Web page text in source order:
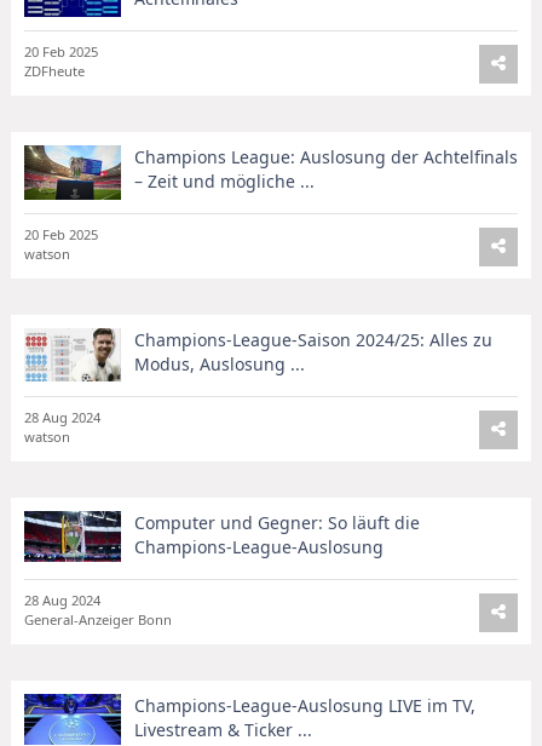
20 Feb 2025
ZDFheute
Champions League: Auslosung der Achtelfinals
– Zeit und mögliche ...
20 Feb 2025
watson
Champions-League-Saison 2024/25: Alles zu
Modus, Auslosung ...
28 Aug 2024
watson
Computer und Gegner: So läuft die
Champions-League-Auslosung
28 Aug 2024
General-Anzeiger Bonn
Champions-League-Auslosung LIVE im TV,
Livestream & Ticker ...